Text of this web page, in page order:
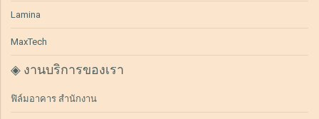
Lamina
MaxTech
◈ งานบริการของเรา
ฟิล์มอาคาร สำนักงาน